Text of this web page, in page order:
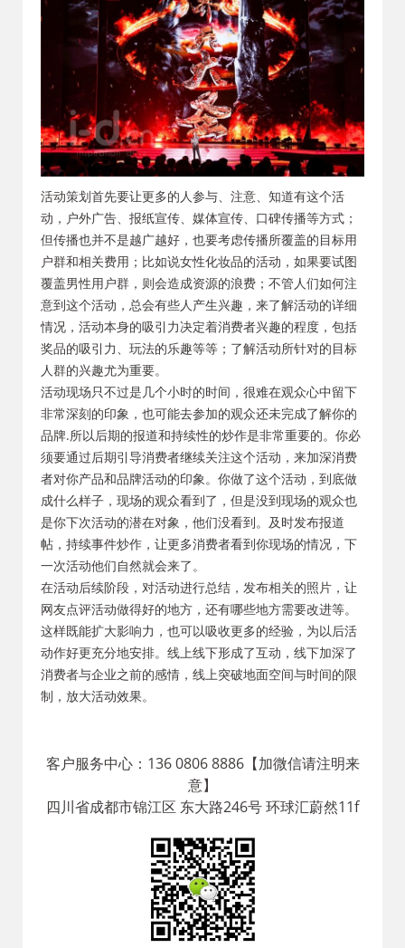
活动策划首先要让更多的人参与、注意、知道有这个活
动，户外广告、报纸宣传、媒体宣传、口碑传播等方式；
但传播也并不是越广越好，也要考虑传播所覆盖的目标用
户群和相关费用；比如说女性化妆品的活动，如果要试图
覆盖男性用户群，则会造成资源的浪费；不管人们如何注
意到这个活动，总会有些人产生兴趣，来了解活动的详细
情况，活动本身的吸引力决定着消费者兴趣的程度，包括
奖品的吸引力、玩法的乐趣等等；了解活动所针对的目标
人群的兴趣尤为重要。
活动现场只不过是几个小时的时间，很难在观众心中留下
非常深刻的印象，也可能去参加的观众还未完成了解你的
品牌.所以后期的报道和持续性的炒作是非常重要的。你必
须要通过后期引导消费者继续关注这个活动，来加深消费
者对你产品和品牌活动的印象。你做了这个活动，到底做
成什么样子，现场的观众看到了，但是没到现场的观众也
是你下次活动的潜在对象，他们没看到。及时发布报道
帖，持续事件炒作，让更多消费者看到你现场的情况，下
一次活动他们自然就会来了。
在活动后续阶段，对活动进行总结，发布相关的照片，让
网友点评活动做得好的地方，还有哪些地方需要改进等。
这样既能扩大影响力，也可以吸收更多的经验，为以后活
动作好更充分地安排。线上线下形成了互动，线下加深了
消费者与企业之前的感情，线上突破地面空间与时间的限
制，放大活动效果。
客户服务中心：136 0806 8886【加微信请注明来
意】
四川省成都市锦江区 东大路246号 环球汇蔚然11f